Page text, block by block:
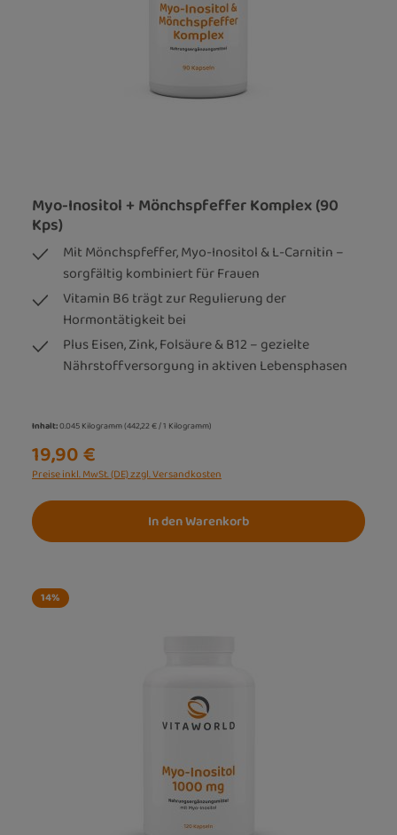
Myo-Inositol + Mönchspfeffer Komplex (90
Kps)
Mit Mönchspfeffer, Myo-Inositol & L-Carnitin –
sorgfältig kombiniert für Frauen
Vitamin B6 trägt zur Regulierung der
Hormontätigkeit bei
Plus Eisen, Zink, Folsäure & B12 – gezielte
Nährstoffversorgung in aktiven Lebensphasen
Inhalt:0.045 Kilogramm(442,22 € / 1 Kilogramm)
19,90 €
Preise inkl. MwSt. (DE) zzgl. Versandkosten
In den Warenkorb
14%